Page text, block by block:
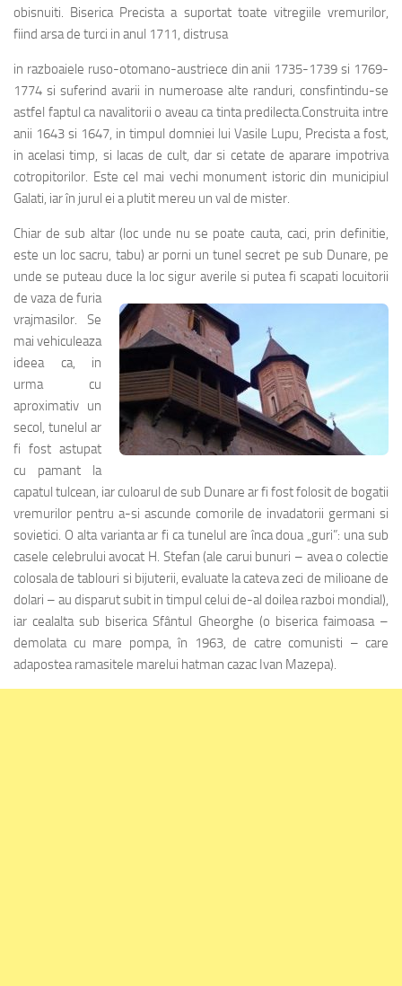
obisnuiti. Biserica Precista a suportat toate vitregiile vremurilor,
fiind arsa de turci in anul 1711, distrusa
in razboaiele ruso-otomano-austriece din anii 1735-1739 si 1769-
1774 si suferind avarii in numeroase alte randuri, consfintindu-se
astfel faptul ca navalitorii o aveau ca tinta predilecta.Construita intre
anii 1643 si 1647, in timpul domniei lui Vasile Lupu, Precista a fost,
in acelasi timp, si lacas de cult, dar si cetate de aparare impotriva
cotropitorilor. Este cel mai vechi monument istoric din municipiul
Galati, iar în jurul ei a plutit mereu un val de mister.
Chiar de sub altar (loc unde nu se poate cauta, caci, prin definitie,
este un loc sacru, tabu) ar porni un tunel secret pe sub Dunare, pe
unde se puteau duce la loc sigur averile si putea fi scapati locuitorii
de vaza de furia
vrajmasilor. Se
mai vehiculeaza
ideea ca, in
urma cu
aproximativ un
secol, tunelul ar
fi fost astupat
cu pamant la
capatul tulcean, iar culoarul de sub Dunare ar fi fost folosit de bogatii
vremurilor pentru a-si ascunde comorile de invadatorii germani si
sovietici. O alta varianta ar fi ca tunelul are înca doua „guri”: una sub
casele celebrului avocat H. Stefan (ale carui bunuri – avea o colectie
colosala de tablouri si bijuterii, evaluate la cateva zeci de milioane de
dolari – au disparut subit in timpul celui de-al doilea razboi mondial),
iar cealalta sub biserica Sfântul Gheorghe (o biserica faimoasa –
demolata cu mare pompa, în 1963, de catre comunisti – care
adapostea ramasitele marelui hatman cazac Ivan Mazepa).